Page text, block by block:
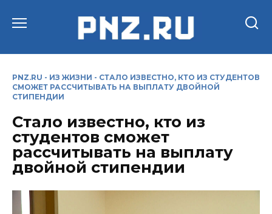
PNZ.RU - ИЗ ЖИЗНИ - СТАЛО ИЗВЕСТНО, КТО ИЗ СТУДЕНТОВ
СМОЖЕТ РАССЧИТЫВАТЬ НА ВЫПЛАТУ ДВОЙНОЙ
СТИПЕНДИИ
Стало известно, кто из
студентов сможет
рассчитывать на выплату
двойной стипендии